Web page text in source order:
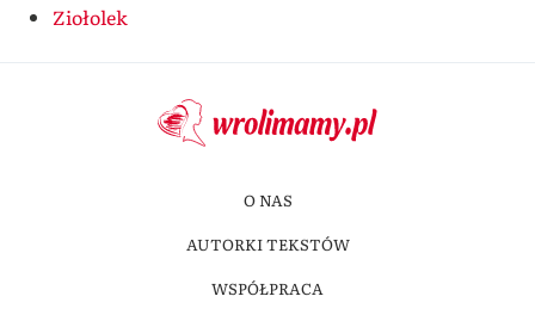
Ziołolek
O NAS
AUTORKI TEKSTÓW
WSPÓŁPRACA